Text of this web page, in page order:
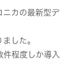
ニカの最新型デ
した。
件程度しか導入